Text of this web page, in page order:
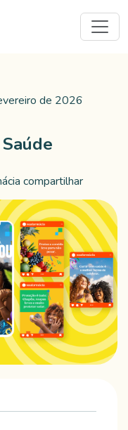
de 2026
compartilhar